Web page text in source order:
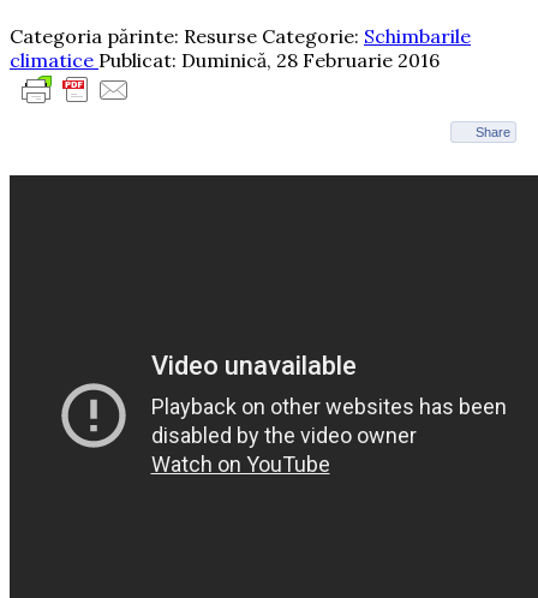
Categoria părinte: Resurse Categorie: Schimbarile
climatice Publicat: Duminică, 28 Februarie 2016
Share